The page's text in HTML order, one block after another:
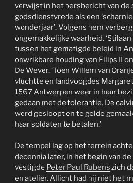
verwijst in het persbericht van de
godsdienstvrede als een
wonderjaar’. Volgens hem
ongemakkelijke waarheid.
tussen het gematigde beleid in
onwrikbare houding van Filips II
De Wever. ‘Toen Willem van
vluchtte en landvoogdes
1567 Antwerpen weer in haar
gedaan met de tolerantie. De
werd gesloopt en te gelde
haar soldaten te betalen.’
De tempel lag op het terrein
decennia later, in het begin van
vestigde Peter Paul Rubens zich
en atelier. Allicht had hij niet het